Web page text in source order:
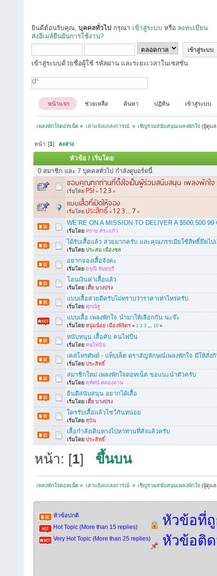
ยินดีต้อนรับคุณ, บุคคลทั่วไป กรุณา เข้าสู่ระบบ หรือ ลงทะเบียน
ส่งอีเมล์ยืนยันการใช้งาน?
เข้าสู่ระบบด้วยชื่อผู้ใช้ รหัสผ่าน และระยะเวลาในเซสชั่น
หน้าแรก ช่วยเหลือ ค้นหา ปฏิทิน เข้าสู่ระบบ
เพลงพักใจดอทเน็ต » เล่าแจ้งแถลงการณ์ » เชิญร่วมสนับสนุนเพลงพักใจ (ผู้ดูแ
หน้า: [1] ลงล่าง
หัวข้อ / เริ่มโดย
0 สมาชิก และ 7 บุคคลทั่วไป กำลังดูบอร์ดนี้
ขอบคุณทุกท่านที่ตั้งใจเป็นผู้ร่วมสนับสนุน เพลงพักใจ
เริ่มโดย PSI « 123 »
แบบเสื้อที่เปิดให้จอง
เริ่มโดย ประสิทธิ์ « 123 ... 7 »
WE’RE ON A MISSION TO DELIVER A $500,500.99
เริ่มโดย ทราย สระแก้ว
ได้รับเสื้อแล้ว สวยมากครับ และคุณภรรเมียใช้สิทธิ์ยึดไป
เริ่มโดย ประสม เมืองชล
อยากจองเสื้อจังคะ
เริ่มโดย อรุณี จันทบุรี
โอนเงินค่าเสื้อแล้ว
เริ่มโดย เตี้ย บางปรง
แบบเสื้อสวยดีครับไม่ทราบว่าราคาเท่าไหร่ครับ
เริ่มโดย ศุภณัฐ
แบบเสื้อ เพลงพักใจ นำมาให้เลือกกัน นะจ๊ะ
เริ่มโดย หนุ่มน้อย เมืองพิจิตร « 1 2 3 ... 10 »
หนับหนุน เสื้อคับ คนไฟบิน
เริ่มโดย คนไฟบิน
เคสโทรศัพท์ - แท็บเล็ต ตราสัญลักษณ์เพลงพักใจ มีให้สั่ง
เริ่มโดย ประสิทธิ์
สมาชิกใหม่ เพลงพักใจดอทเน็ต ขอแนะนำตัวครับ
เริ่มโดย สุทัศน์ คลองลาน
ยินดีสนับสนุน อยากได้เสื้อ
เริ่มโดย เตี้ย บางปรง
ใครรับเสื้อแล้วโชว์กันหน่อย
เริ่มโดย สุบิน
เสื้อกำลังเดินทางไปหาท่านที่สั่งแล้วครับ
เริ่มโดย ประสิทธิ์
หน้า: [1] ขึ้นบน
เพลงพักใจดอทเน็ต » เล่าแจ้งแถลงการณ์ » เชิญร่วมสนับสนุนเพลงพักใจ (ผู้ดูแ
หัวข้อปกติ
Hot Topic (More than 15 replies)
Very Hot Topic (More than 25 replies)
หัวข้อที่
หัวข้อติ